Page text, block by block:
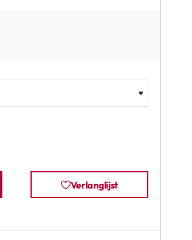
Verlanglijst